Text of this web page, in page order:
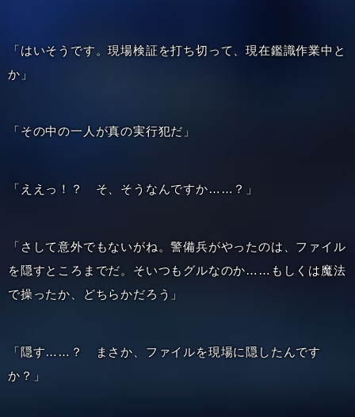
「はいそうです。現場検証を打ち切って、現在鑑識作業中と
か」
「その中の一人が真の実行犯だ」
「ええっ！？ そ、そうなんですか……？」
「さして意外でもないがね。警備兵がやったのは、ファイル
を隠すところまでだ。そいつもグルなのか……もしくは魔法
で操ったか、どちらかだろう」
「隠す……？ まさか、ファイルを現場に隠したんです
か？」